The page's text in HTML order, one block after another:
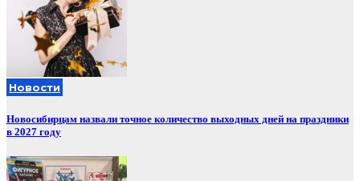
Новости
Новосибирцам назвали точное количество выходных дней на праздники
в 2027 году